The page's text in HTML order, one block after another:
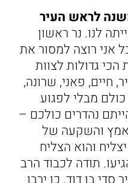
לראש העיר
לנו. נר ראשון
אני רוצה למסור את
גדולות לצוות
חיים, פאני, שרונה,
כולם מבלי לפגוע
נהדרים כולכם –
והשקעה של
והוא הצליח
תודה לכבוד הרב